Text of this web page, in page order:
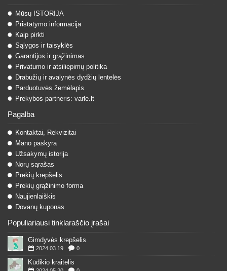
Mūsų ISTORIJA
Pristatymo informacija
Kaip pirkti
Sąlygos ir taisyklės
Garantijos ir grąžinimas
Privatumo ir atsiliepimų politika
Drabužių ir avalynės dydžių lentelės
Parduotuvės žemėlapis
Prekybos partneris: varle.lt
Pagalba
Kontaktai, Rekvizitai
Mano paskyra
Užsakymų istorija
Norų sąrašas
Prekių krepšelis
Prekių grąžinimo forma
Naujienlaiškis
Dovanų kuponas
Populiariausi tinklaraščio įrašai
Gimdyvės krepšelis
2024.03.19 0
Kūdikio kraitelis